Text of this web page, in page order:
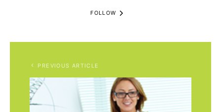
FOLLOW
PREVIOUS ARTICLE